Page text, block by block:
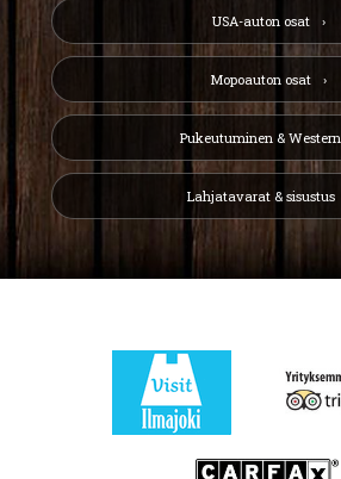
USA-auton osat
Mopoauton osat
Pukeutuminen & Western
Lahjatavarat & sisustus